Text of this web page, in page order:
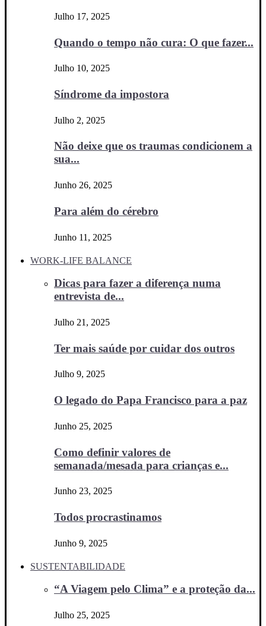
Julho 17, 2025
Quando o tempo não cura: O que fazer...
Julho 10, 2025
Síndrome da impostora
Julho 2, 2025
Não deixe que os traumas condicionem a
sua...
Junho 26, 2025
Para além do cérebro
Junho 11, 2025
WORK-LIFE BALANCE
Dicas para fazer a diferença numa
entrevista de...
Julho 21, 2025
Ter mais saúde por cuidar dos outros
Julho 9, 2025
O legado do Papa Francisco para a paz
Junho 25, 2025
Como definir valores de
semanada/mesada para crianças e...
Junho 23, 2025
Todos procrastinamos
Junho 9, 2025
SUSTENTABILIDADE
“A Viagem pelo Clima” e a proteção da...
Julho 25, 2025